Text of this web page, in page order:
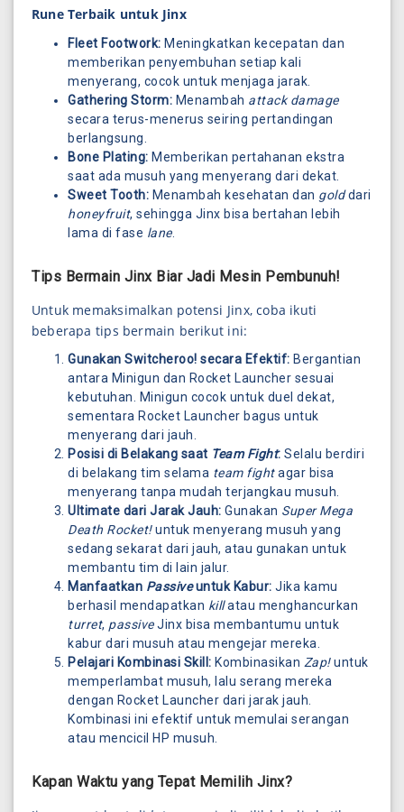
Rune Terbaik untuk Jinx
Fleet Footwork: Meningkatkan kecepatan dan
memberikan penyembuhan setiap kali
menyerang, cocok untuk menjaga jarak.
Gathering Storm: Menambah attack damage
secara terus-menerus seiring pertandingan
berlangsung.
Bone Plating: Memberikan pertahanan ekstra
saat ada musuh yang menyerang dari dekat.
Sweet Tooth: Menambah kesehatan dan golddari
honeyfruit, sehingga Jinx bisa bertahan lebih
lama di fase lane.
Tips Bermain Jinx Biar Jadi Mesin Pembunuh!
Untuk memaksimalkan potensi Jinx, coba ikuti
beberapa tips bermain berikut ini:
Gunakan Switcheroo! secara Efektif: Bergantian
antara Minigun dan Rocket Launcher sesuai
kebutuhan. Minigun cocok untuk duel dekat,
sementara Rocket Launcher bagus untuk
menyerang dari jauh.
Posisi di Belakang saat Team Fight: Selalu berdiri
di belakang tim selama team fightagar bisa
menyerang tanpa mudah terjangkau musuh.
Ultimate dari Jarak Jauh: Gunakan Super Mega
Death Rocket!untuk menyerang musuh yang
sedang sekarat dari jauh, atau gunakan untuk
membantu tim di lain jalur.
Manfaatkan Passiveuntuk Kabur: Jika kamu
berhasil mendapatkan killatau menghancurkan
turret, passiveJinx bisa membantumu untuk
kabur dari musuh atau mengejar mereka.
Pelajari Kombinasi Skill: Kombinasikan Zap!untuk
memperlambat musuh, lalu serang mereka
dengan Rocket Launcher dari jarak jauh.
Kombinasi ini efektif untuk memulai serangan
atau mencicil HP musuh.
Kapan Waktu yang Tepat Memilih Jinx?